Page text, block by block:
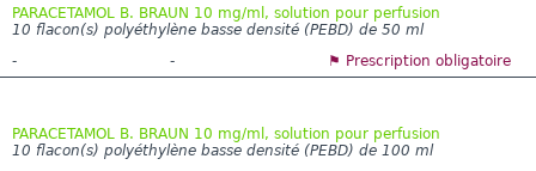
PARACETAMOL B. BRAUN 10 mg/ml, solution pour perfusion
10 flacon(s) polyéthylène basse densité (PEBD) de 50 ml
-
- ⚑ Prescription obligatoire
PARACETAMOL B. BRAUN 10 mg/ml, solution pour perfusion
10 flacon(s) polyéthylène basse densité (PEBD) de 100 ml